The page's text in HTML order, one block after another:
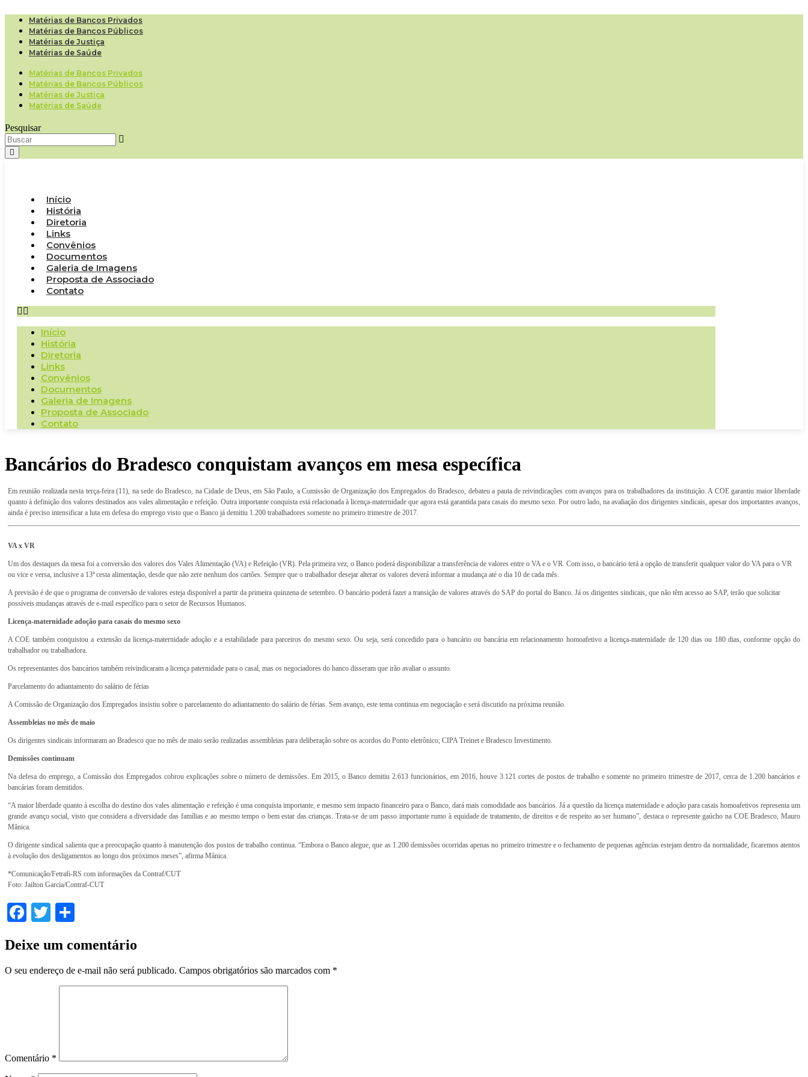
para
conteúdo
Matérias de Bancos Privados
Matérias de Bancos Públicos
Matérias de Justiça
Matérias de Saúde
Matérias de Bancos Privados
Matérias de Bancos Públicos
Matérias de Justiça
Matérias de Saúde
Pesquisar
Início
História
Diretoria
Links
Convênios
Documentos
Galeria de Imagens
Proposta de Associado
Contato
Início
História
Diretoria
Links
Convênios
Documentos
Galeria de Imagens
Proposta de Associado
Contato
Bancários do Bradesco conquistam avanços em mesa específica
Em reunião realizada nesta terça-feira (11), na sede do Bradesco, na Cidade de Deus, em São Paulo, a Comissão de Organização dos Empregados do Bradesco, debateu a pauta de reivindicações com avanços para os trabalhadores da instituição. A COE garantiu maior liberdade
quanto à definição dos valores destinados aos vales alimentação e refeição. Outra importante conquista está relacionada à licença-maternidade que agora está garantida para casais do mesmo sexo. Por outro lado, na avaliação dos dirigentes sindicais, apesar dos importantes avanços,
ainda é preciso intensificar a luta em defesa do emprego visto que o Banco já demitiu 1.200 trabalhadores somente no primeiro trimestre de 2017.
VA x VR
Um dos destaques da mesa foi a conversão dos valores dos Vales Alimentação (VA) e Refeição (VR). Pela primeira vez, o Banco poderá disponibilizar a transferência de valores entre o VA e o VR. Com isso, o bancário terá a opção de transferir qualquer valor do VA para o VR
ou vice e versa, inclusive a 13ª cesta alimentação, desde que não zere nenhum dos cartões. Sempre que o trabalhador desejar alterar os valores deverá informar a mudança até o dia 10 de cada mês.
A previsão é de que o programa de conversão de valores esteja disponível a partir da primeira quinzena de setembro. O bancário poderá fazer a transição de valores através do SAP do portal do Banco. Já os dirigentes sindicais, que não têm acesso ao SAP, terão que solicitar
possíveis mudanças através de e-mail específico para o setor de Recursos Humanos.
Licença-maternidade adoção para casais do mesmo sexo
A COE também conquistou a extensão da licença-maternidade adoção e a estabilidade para parceiros do mesmo sexo. Ou seja, será concedido para o bancário ou bancária em relacionamento homoafetivo a licença-maternidade de 120 dias ou 180 dias, conforme opção do
trabalhador ou trabalhadora.
Os representantes dos bancários também reivindicaram a licença paternidade para o casal, mas os negociadores do banco disseram que irão avaliar o assunto.
Parcelamento do adiantamento do salário de férias
A Comissão de Organização dos Empregados insistiu sobre o parcelamento do adiantamento do salário de férias. Sem avanço, este tema continua em negociação e será discutido na próxima reunião.
Assembleias no mês de maio
Os dirigentes sindicais informaram ao Bradesco que no mês de maio serão realizadas assembleias para deliberação sobre os acordos do Ponto eletrônico; CIPA Treinet e Bradesco Investimento.
Demissões continuam
Na defesa do emprego, a Comissão dos Empregados cobrou explicações sobre o número de demissões. Em 2015, o Banco demitiu 2.613 funcionários, em 2016, houve 3.121 cortes de postos de trabalho e somente no primeiro trimestre de 2017, cerca de 1.200 bancários e
bancárias foram demitidos.
“A maior liberdade quanto à escolha do destino dos vales alimentação e refeição é uma conquista importante, e mesmo sem impacto financeiro para o Banco, dará mais comodidade aos bancários. Já a questão da licença maternidade e adoção para casais homoafetivos representa um
grande avanço social, visto que considera a diversidade das famílias e ao mesmo tempo o bem estar das crianças. Trata-se de um passo importante rumo à equidade de tratamento, de direitos e de respeito ao ser humano”, destaca o represente gaúcho na COE Bradesco, Mauro
Mânica.
O dirigente sindical salienta que a preocupação quanto à manutenção dos postos de trabalho continua. “Embora o Banco alegue, que as 1.200 demissões ocorridas apenas no primeiro trimestre e o fechamento de pequenas agências estejam dentro da normalidade, ficaremos atentos
à evolução dos desligamentos ao longo dos próximos meses”, afirma Mânica.
*Comunicação/Fetrafi-RS com informações da Contraf/CUT
Foto: Jailton Garcia/Contraf-CUT
Facebook
Twitter
Deixe um comentário
O seu endereço de e-mail não será publicado. Campos obrigatórios são marcados com *
Comentário *